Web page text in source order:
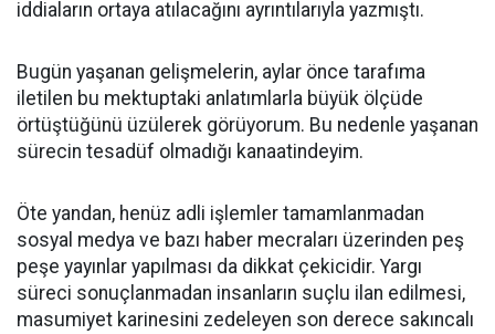
iddiaların ortaya atılacağını ayrıntılarıyla yazmıştı.
Bugün yaşanan gelişmelerin, aylar önce tarafıma
iletilen bu mektuptaki anlatımlarla büyük ölçüde
örtüştüğünü üzülerek görüyorum. Bu nedenle yaşanan
sürecin tesadüf olmadığı kanaatindeyim.
Öte yandan, henüz adli işlemler tamamlanmadan
sosyal medya ve bazı haber mecraları üzerinden peş
peşe yayınlar yapılması da dikkat çekicidir. Yargı
süreci sonuçlanmadan insanların suçlu ilan edilmesi,
masumiyet karinesini zedeleyen son derece sakıncalı